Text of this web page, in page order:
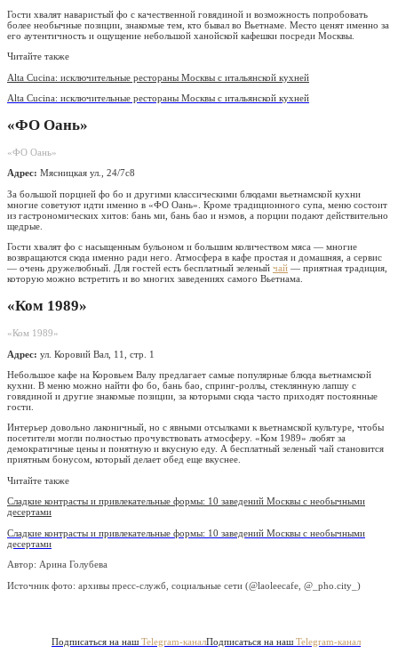
Гости хвалят наваристый фо с качественной говядиной и возможность попробовать
более необычные позиции, знакомые тем, кто бывал во Вьетнаме. Место ценят именно за
его аутентичность и ощущение небольшой ханойской кафешки посреди Москвы.
Читайте также
Alta Cucina: исключительные рестораны Москвы с итальянской кухней
Alta Cucina: исключительные рестораны Москвы с итальянской кухней
«ФО Оань»
«ФО Оань»
Адрес: Мясницкая ул., 24/7с8
За большой порцией фо бо и другими классическими блюдами вьетнамской кухни
многие советуют идти именно в «ФО Оань». Кроме традиционного супа, меню состоит
из гастрономических хитов: бань ми, бань бао и нэмов, а порции подают действительно
щедрые.
Гости хвалят фо с насыщенным бульоном и большим количеством мяса — многие
возвращаются сюда именно ради него. Атмосфера в кафе простая и домашняя, а сервис
— очень дружелюбный. Для гостей есть бесплатный зеленый чай — приятная традиция,
которую можно встретить и во многих заведениях самого Вьетнама.
«Ком 1989»
«Ком 1989»
Адрес: ул. Коровий Вал, 11, стр. 1
Небольшое кафе на Коровьем Валу предлагает самые популярные блюда вьетнамской
кухни. В меню можно найти фо бо, бань бао, спринг-роллы, стеклянную лапшу с
говядиной и другие знакомые позиции, за которыми сюда часто приходят постоянные
гости.
Интерьер довольно лаконичный, но с явными отсылками к вьетнамской культуре, чтобы
посетители могли полностью прочувствовать атмосферу. «Ком 1989» любят за
демократичные цены и понятную и вкусную еду. А бесплатный зеленый чай становится
приятным бонусом, который делает обед еще вкуснее.
Читайте также
Сладкие контрасты и привлекательные формы: 10 заведений Москвы с необычными
десертами
Сладкие контрасты и привлекательные формы: 10 заведений Москвы с необычными
десертами
Автор: Арина Голубева
Источник фото: архивы пресс-служб, социальные сети (@laoleecafe, @_pho.city_)
Подписаться на наш Telegram-каналПодписаться на наш Telegram-канал